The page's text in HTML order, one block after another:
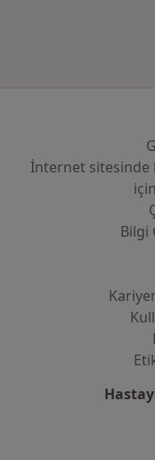
İnternet sitesinde
Bilgi
Kariyer